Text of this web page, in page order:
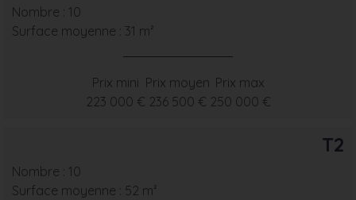
Nombre : 10
Surface moyenne : 31 m²
Prix mini
223 000 €
Prix moyen
236 500 €
Prix max
250 000 €
T2
Nombre : 10
Surface moyenne : 52 m²